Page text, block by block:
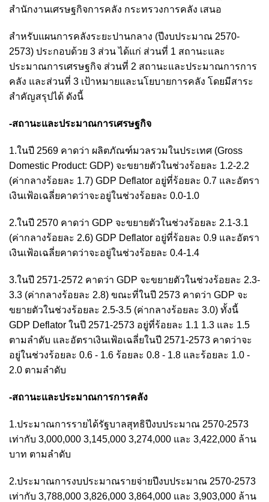
สำนักงานเศรษฐกิจการคลัง กระทรวงการคลัง เสนอ
สำหรับแผนการคลังระยะปานกลาง (ปีงบประมาณ 2570-
2573) ประกอบด้วย 3 ส่วน ได้แก่ ส่วนที่ 1 สถานะและ
ประมาณการเศรษฐกิจ ส่วนที่ 2 สถานะและประมาณการการ
คลัง และส่วนที่ 3 เป้าหมายและนโยบายการคลัง โดยมีสาระ
สำคัญสรุปได้ ดังนี้
-สถานะและประมาณการเศรษฐกิจ
1.ในปี 2569 คาดว่า ผลิตภัณฑ์มวลรวมในประเทศ (Gross
Domestic Product: GDP) จะขยายตัวในช่วงร้อยละ 1.2-2.2
(ค่ากลางร้อยละ 1.7) GDP Deflator อยู่ที่ร้อยละ 0.7 และอัตรา
เงินเฟ้อเฉลี่ยคาดว่าจะอยู่ในช่วงร้อยละ 0.0-1.0
2.ในปี 2570 คาดว่า GDP จะขยายตัวในช่วงร้อยละ 2.1-3.1
(ค่ากลางร้อยละ 2.6) GDP Deflator อยู่ที่ร้อยละ 0.9 และอัตรา
เงินเฟ้อเฉลี่ยคาดว่าจะอยู่ในช่วงร้อยละ 0.4-1.4
3.ในปี 2571-2572 คาดว่า GDP จะขยายตัวในช่วงร้อยละ 2.3-
3.3 (ค่ากลางร้อยละ 2.8) ขณะที่ในปี 2573 คาดว่า GDP จะ
ขยายตัวในช่วงร้อยละ 2.5-3.5 (ค่ากลางร้อยละ 3.0) ทั้งนี้
GDP Deflator ในปี 2571-2573 อยู่ที่ร้อยละ 1.1 1.3 และ 1.5
ตามลำดับ และอัตราเงินเฟ้อเฉลี่ยในปี 2571-2573 คาดว่าจะ
อยู่ในช่วงร้อยละ 0.6 - 1.6 ร้อยละ 0.8 - 1.8 และร้อยละ 1.0 -
2.0 ตามลำดับ
-สถานะและประมาณการการคลัง
1.ประมาณการรายได้รัฐบาลสุทธิปีงบประมาณ 2570-2573
เท่ากับ 3,000,000 3,145,000 3,274,000 และ 3,422,000 ล้าน
บาท ตามลำดับ
2.ประมาณการงบประมาณรายจ่ายปีงบประมาณ 2570-2573
เท่ากับ 3,788,000 3,826,000 3,864,000 และ 3,903,000 ล้าน